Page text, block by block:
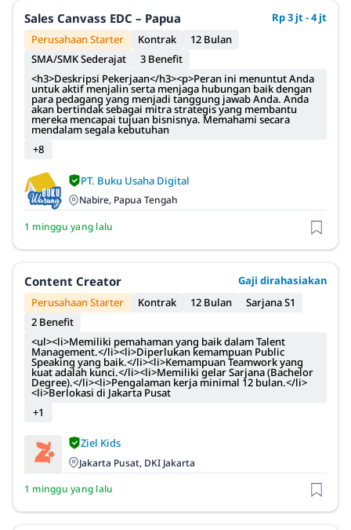
Sales Canvass EDC – Papua
Rp 3 jt - 4 jt
Perusahaan Starter
Kontrak
12 Bulan
SMA/SMK Sederajat
3 Benefit
<h3>Deskripsi Pekerjaan</h3><p>Peran ini menuntut Anda
untuk aktif menjalin serta menjaga hubungan baik dengan
para pedagang yang menjadi tanggung jawab Anda. Anda
akan bertindak sebagai mitra strategis yang membantu
mereka mencapai tujuan bisnisnya. Memahami secara
mendalam segala kebutuhan
+8
PT. Buku Usaha Digital
Nabire, Papua Tengah
1 minggu yang lalu
Content Creator
Gaji dirahasiakan
Perusahaan Starter
Kontrak 12 Bulan
Sarjana S1
2 Benefit
<ul><li>Memiliki pemahaman yang baik dalam Talent
Management.</li><li>Diperlukan kemampuan Public
Speaking yang baik.</li><li>Kemampuan Teamwork yang
kuat adalah kunci.</li><li>Memiliki gelar Sarjana (Bachelor
Degree).</li><li>Pengalaman kerja minimal 12 bulan.</li>
<li>Berlokasi di Jakarta Pusat
+1
Ziel Kids
Jakarta Pusat, DKI Jakarta
1 minggu yang lalu